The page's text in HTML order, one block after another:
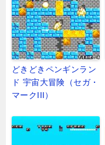
どきどきペンギンラン
ド 宇宙大冒険（セガ・
マークIII）